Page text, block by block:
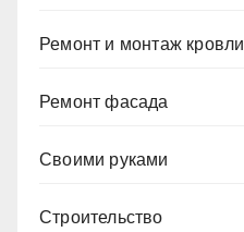
Ремонт и монтаж кровли
Ремонт фасада
Своими руками
Строительство